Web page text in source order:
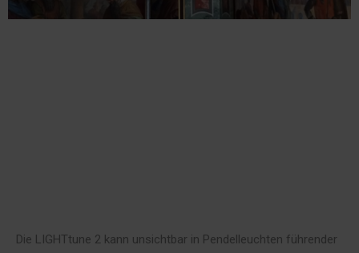
Die LIGHTtune 2 kann unsichtbar in Pendelleuchten führender